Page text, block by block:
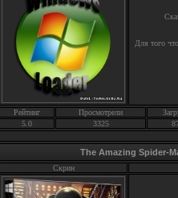
Для того
Рейтинг Просмотрели
5.0
3325
The Amazing Spider-
Скрин